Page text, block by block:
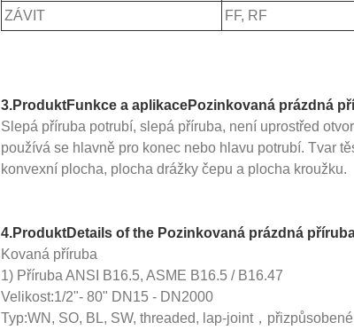
ZÁVIT
FF, RF
3.ProduktFunkce a aplikacePozinkovaná prázdná
Slepá příruba potrubí, slepá příruba, není uprostřed
používá se hlavně pro konec nebo hlavu potrubí. Tvar
konvexní plocha, plocha drážky čepu a plocha kroužku.
4.ProduktDetails of the Pozinkovaná prázdná
Kovaná příruba
1) Příruba ANSI B16.5, ASME B16.5 / B16.47
Velikost:1/2"- 80" DN15 - DN2000
Typ:WN, SO, BL, SW, threaded, lap-joint， přizpůsobené